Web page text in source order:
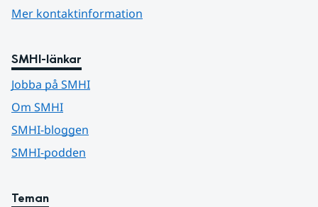
Mer kontaktinformation
SMHI-länkar
Jobba på SMHI
Om SMHI
SMHI-bloggen
SMHI-podden
Teman